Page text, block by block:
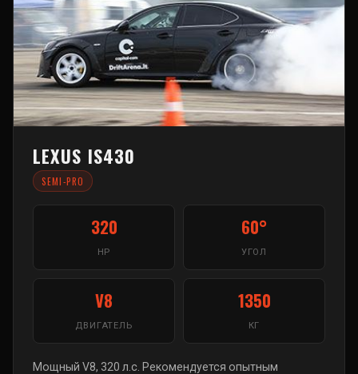
LEXUS IS430
SEMI-PRO
320
HP
60°
УГОЛ
V8
ДВИГАТЕЛЬ
1350
КГ
Мощный V8, 320 л.с. Рекомендуется опытным